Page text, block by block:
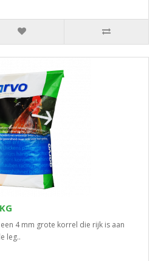
4 mm grote korrel die rijk is aan
leg..